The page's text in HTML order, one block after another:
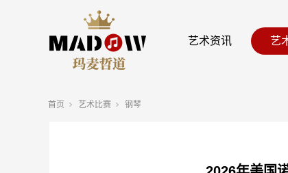
艺术资讯 艺
首页 艺术比赛 钢琴